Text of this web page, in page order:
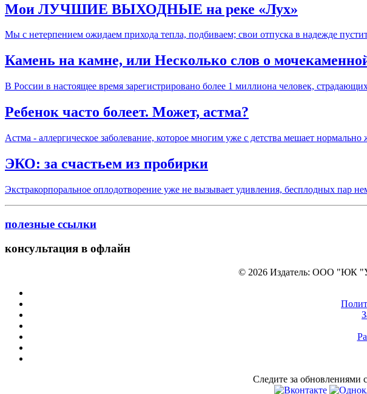
Мои ЛУЧШИЕ ВЫХОДНЫЕ на реке «Лух»
Мы с нетерпением ожидаем прихода тепла, подбиваем; свои отпуска в надежде
Камень на камне, или Несколько слов о
В России в настоящее время зарегистрировано более 1 миллиона человек,
Ребенок часто болеет. Может, астма?
Астма - аллергическое заболевание, которое многим уже с детства мешает
ЭКО: за счастьем из пробирки
Экстракорпоральное оплодотворение уже не вызывает удивления, бесплодных
полезные ссылки
консультация в офлайн
© 2026 Издатель: ООО "ЮК
Следите за обновлениями